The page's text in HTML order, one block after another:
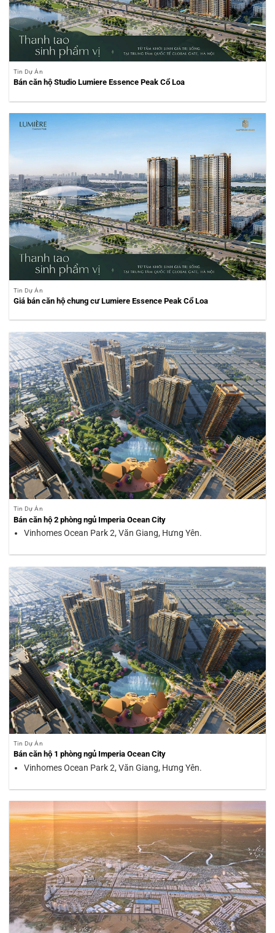
Tin Dự Án
Bán căn hộ Studio Lumiere Essence Peak Cổ Loa
Tin Dự Án
Giá bán căn hộ chung cư Lumiere Essence Peak Cổ Loa
Tin Dự Án
Bán căn hộ 2 phòng ngủ Imperia Ocean City
Vinhomes Ocean Park 2, Văn Giang, Hưng Yên.
Tin Dự Án
Bán căn hộ 1 phòng ngủ Imperia Ocean City
Vinhomes Ocean Park 2, Văn Giang, Hưng Yên.